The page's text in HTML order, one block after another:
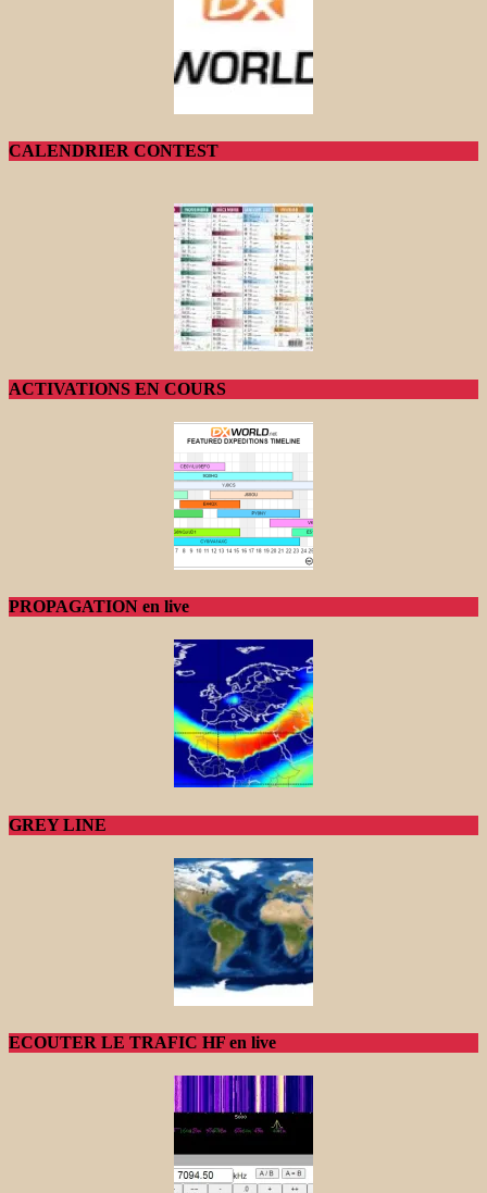
CALENDRIER CONTEST
ACTIVATIONS EN COURS
PROPAGATION en live
GREY LINE
ECOUTER LE TRAFIC HF en live